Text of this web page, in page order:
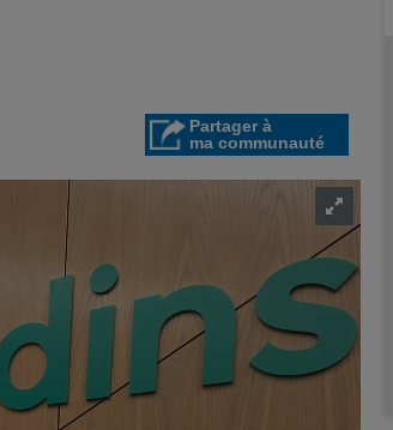
Partager à
ma communauté